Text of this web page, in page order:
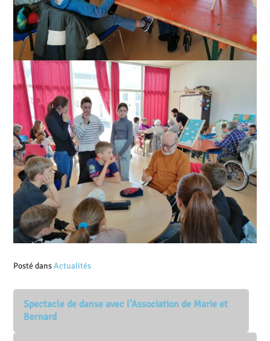
Posté dansActualités
Spectacle de danse avec l’Association de Marie et
Bernard